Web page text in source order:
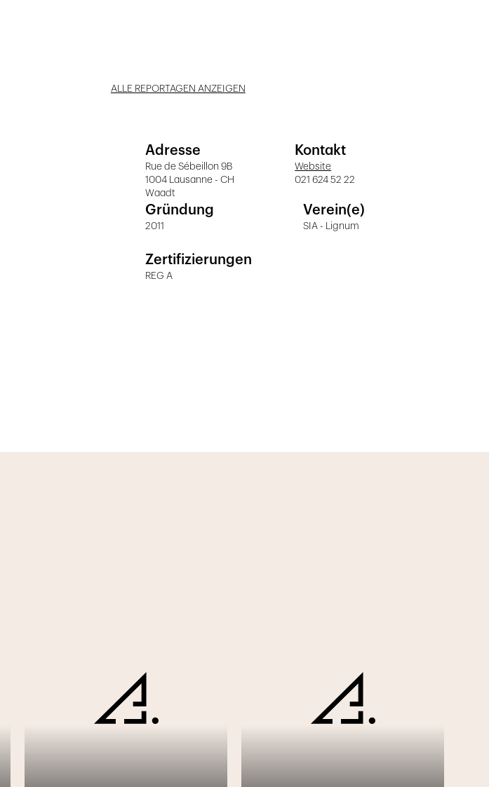
ALLE REPORTAGEN ANZEIGEN
Adresse
Rue de Sébeillon 9B
1004 Lausanne - CH
Waadt
Kontakt
Website
021 624 52 22
Gründung
2011
Verein(e)
SIA - Lignum
Zertifizierungen
REG A